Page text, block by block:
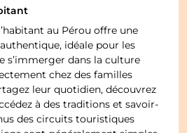
au Pérou offre une
idéale pour les
s’immerger dans la culture
chez des familles
leur quotidien, découvrez
à des traditions et savoir-
des circuits touristiques